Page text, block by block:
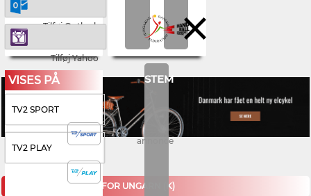
Tilføj Outlook
Tilføj Yahoo
STEM
VISES PÅ
TV2 SPORT
TV2 PLAY
annonce
KOMMENDE KAMPE FOR UNGARN (K)